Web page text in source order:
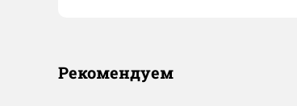
Рекомендуем